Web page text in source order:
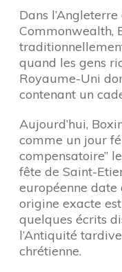
Dans
Commonwealth,
quand les gens
Royaume-Uni
contenant un
Aujourd’hui,
comme un jour
compensatoire”
fête de Saint-
européenne date
origine exacte
quelques écrits
l’Antiquité
chrétienne.